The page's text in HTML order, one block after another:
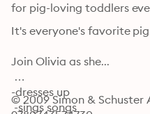
for pig-loving toddlers
It's everyone's favorite
Join Olivia as she...
-dresses up
-sings songs
© 2009 Simon & Schuster